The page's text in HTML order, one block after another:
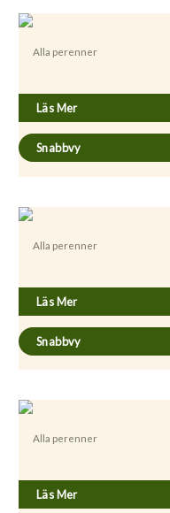
Alla perenner
Läs Mer
Snabbvy
Alla perenner
Läs Mer
Snabbvy
Alla perenner
Läs Mer